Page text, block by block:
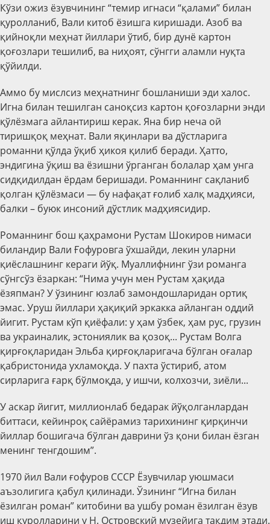
Кўзи ожиз ёзувчининг “темир игнаси “қалами” билан
қуролланиб, Вали китоб ёзишга киришади. Азоб ва
қийноқли меҳнат йиллари ўтиб, бир дунё картон
қоғозлари тешилиб, ва ниҳоят, сўнгги аламли нуқта
қўйилди.
Аммо бу мислсиз меҳнатнинг бошланиши эди халос.
Игна билан тешилган саноқсиз картон қоғозларни энди
қўлёзмага айлантириш керак. Яна бир неча ой
тиришқоқ меҳнат. Вали яқинлари ва дўстларига
романни қўлда ўқиб ҳикоя қилиб беради. Ҳатто,
эндигина ўқиш ва ёзишни ўрганган болалар ҳам унга
сидқидилдан ёрдам беришади. Романнинг сақланиб
қолган қўлёзмаси — бу нафақат ғолиб халқ мадҳияси,
балки – буюк инсоний дўстлик мадҳиясидир.
Романнинг бош қаҳрамони Рустам Шокиров нимаси
биландир Вали Ғофуровга ўхшайди, лекин уларни
қиёслашнинг кераги йўқ. Муаллифнинг ўзи романга
сўнгсўз ёзаркан: “Нима учун мен Рустам ҳақида
ёзяпман? У ўзининг юзлаб замондошларидан ортиқ
эмас. Уруш йиллари ҳақиқий эркакка айланган оддий
йигит. Рустам кўп қиёфали: у ҳам ўзбек, ҳам рус, грузин
ва украиналик, эстониялик ва қозоқ... Рустам Волга
қирғоқларидан Эльба қирғоқларигача бўлган оғалар
қабристонида ухламоқда. У пахта ўстириб, атом
сирларига ғарқ бўлмоқда, у ишчи, колхозчи, зиёли...
У аскар йигит, миллионлаб бедарак йўқолганлардан
биттаси, кейинроқ сайёрамиз тарихининг қирқинчи
йиллар бошигача бўлган даврини ўз қони билан ёзган
менинг тенгдошим”.
1970 йил Вали ғофуров СССР Ёзувчилар уюшмаси
аъзолигига қабул қилинади. Ўзининг “Игна билан
ёзилган роман” китобини ва ушбу роман ёзилган ёзув
иш қуролларини у Н. Островский музейига тақдим этади.